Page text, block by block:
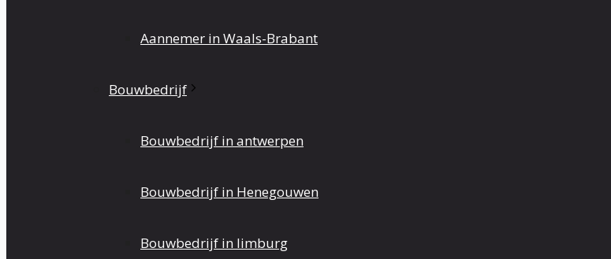
Aannemer in Waals-Brabant
Bouwbedrijf
Bouwbedrijf in antwerpen
Bouwbedrijf in Henegouwen
Bouwbedrijf in limburg